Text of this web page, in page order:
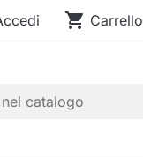
shopping_cart Carrello